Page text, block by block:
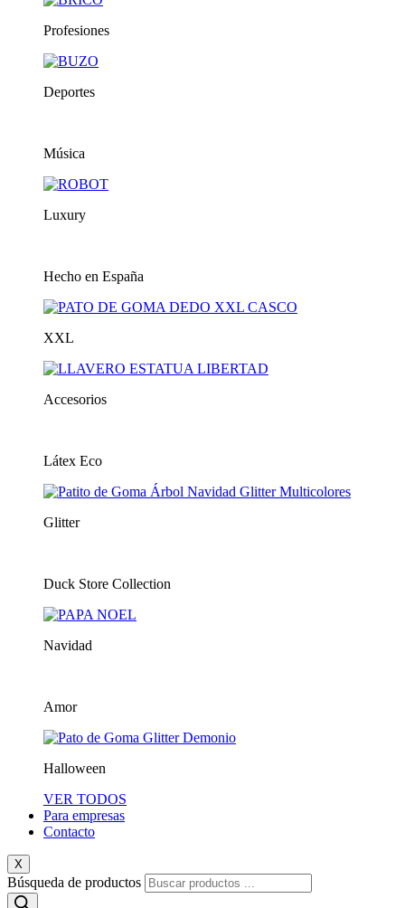
Profesiones
Deportes
Música
Luxury
Hecho en España
XXL
Accesorios
Látex Eco
Glitter
Duck Store Collection
Navidad
Amor
Halloween
VER TODOS
Para empresas
Contacto
X
Búsqueda de productos